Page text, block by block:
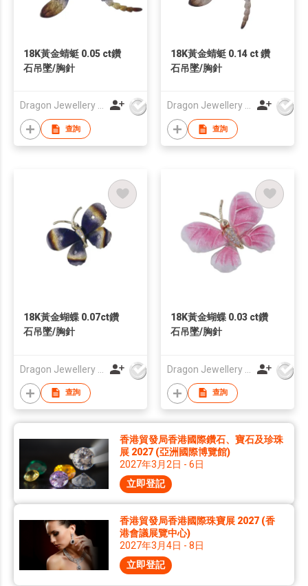
18K黃金蜻蜓 0.05 ct鑽
石吊墜/胸針
Dragon Jewellery Company Limited
查詢
18K黃金蜻蜓 0.14 ct 鑽
石吊墜/胸針
Dragon Jewellery Company Limited
查詢
18K黃金蝴蝶 0.07ct鑽
石吊墜/胸針
查詢
18K黃金蝴蝶 0.03 ct鑽
石吊墜/胸針
查詢
香港貿發局香港國際鑽石、寶石及珍珠
展 2027 (亞洲國際博覽館)
2027年3月2日 - 6日
立即登記
香港貿發局香港國際珠寶展 2027 (香
港會議展覽中心)
2027年3月4日 - 8日
立即登記